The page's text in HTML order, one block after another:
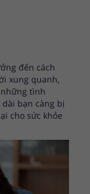
đến cách
xung quanh,
tình
bạn càng bị
cho sức khỏe